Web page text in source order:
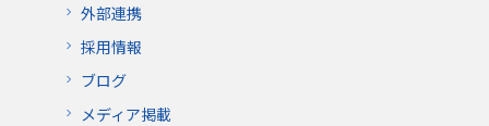
外部連携
採用情報
ブログ
メディア掲載